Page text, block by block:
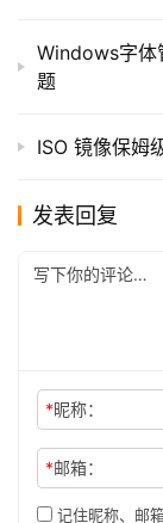
Windows字体
题
ISO 镜像保姆
发表回复
*昵称：
*邮箱：
记住昵称、邮